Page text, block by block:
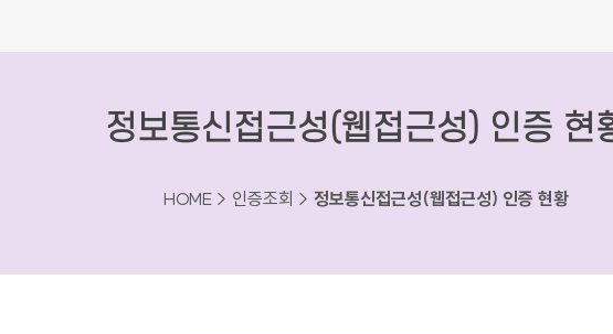
정보통신접근성(웹접근성) 인증 현
HOME > 인증조회 > 정보통신접근성(웹접근성) 인증 현황